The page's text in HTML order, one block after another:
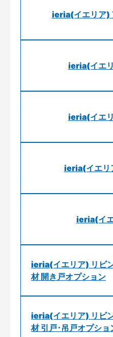
ieria(イエリア)
ieria(イエ
ieria(イエ
ieria(イエリ
ieria(イ
ieria(イエリア) リビ
材 開き戸オプション
ieria(イエリア) リビ
材 引戸･吊戸オプショ